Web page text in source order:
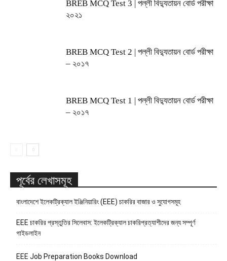
BREB MCQ Test 3 | পল্লী বিদ্যুতায়ন বোর্ড পরীক্ষা
২০২১
BREB MCQ Test 2 | পল্লী বিদ্যুতায়ন বোর্ড পরীক্ষা
– ২০১৭
BREB MCQ Test 1 | পল্লী বিদ্যুতায়ন বোর্ড পরীক্ষা
– ২০১৭
পূর্বের লেখাসমূহ
বাংলাদেশে ইলেকট্রিক্যাল ইঞ্জিনিয়ারিং (EEE) চাকরির বাজার ও সুযোগসমূহ
EEE চাকরির প্রস্তুতির সিলেবাস: ইলেকট্রিক্যাল চাকরিপ্রত্যাশীদের জন্য সম্পূর্ণ
গাইডলাইন
EEE Job Preparation Books Download